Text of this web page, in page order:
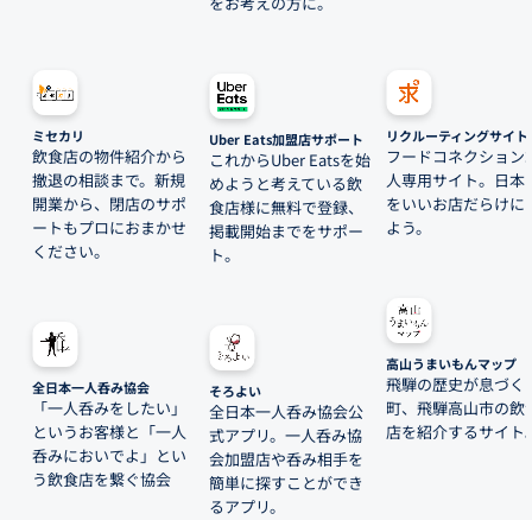
ミセカリ
飲食店の物件紹介から
撤退の相談まで。新規
開業から、閉店のサポ
ートもプロにおまかせ
ください。
全日本一人呑み協会
「一人呑みをしたい」
というお客様と「一人
呑みにおいでよ」とい
う飲食店を繋ぐ協会
Uber Eats加盟店サポート
これからUber Eatsを始
めようと考えている飲
食店様に無料で登録、
掲載開始までをサポー
ト。
そろよい
全日本一人呑み協会公
式アプリ。一人呑み協
会加盟店や呑み相手を
簡単に探すことができ
るアプリ。
リクルーティングサイト
フードコネクション
人専用サイト。日本
をいいお店だらけに
よう。
高山うまいもんマップ
飛騨の歴史が息づく
町、飛騨高山市の飲
店を紹介するサイト